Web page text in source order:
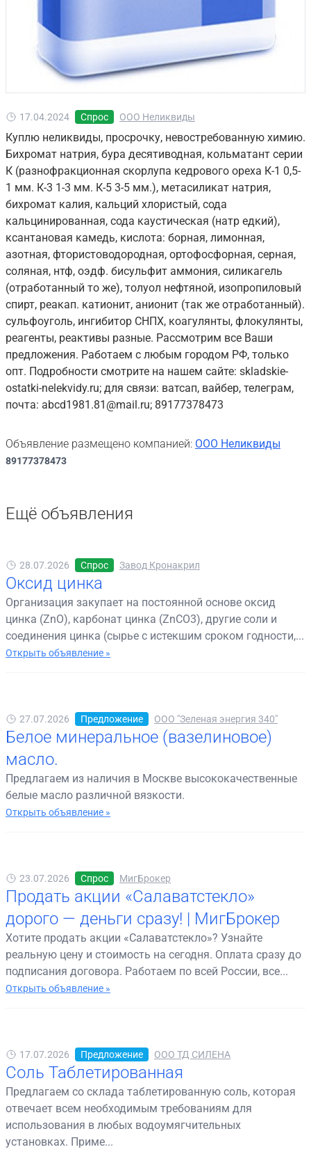
17.04.2024 Спрос ООО Неликвиды
Куплю неликвиды, просрочку, невостребованную химию.
Бихромат натрия, бура десятиводная, кольматант серии
К (разнофракционная скорлупа кедрового ореха К-1 0,5-
1 мм. К-3 1-3 мм. К-5 3-5 мм.), метасиликат натрия,
бихромат калия, кальций хлористый, сода
кальцинированная, сода каустическая (натр едкий),
ксантановая камедь, кислота: борная, лимонная,
азотная, фтористоводородная, ортофосфорная, серная,
соляная, нтф, оэдф. бисульфит аммония, силикагель
(отработанный то же), толуол нефтяной, изопропиловый
спирт, реакап. катионит, анионит (так же отработанный).
сульфоуголь, ингибитор СНПХ, коагулянты, флокулянты,
реагенты, реактивы разные. Рассмотрим все Ваши
предложения. Работаем с любым городом РФ, только
опт. Подробности смотрите на нашем сайте: skladskie-
ostatki-nelekvidy.ru; для связи: ватсап, вайбер, телеграм,
почта: abcd1981.81@mail.ru; 89177378473
Объявление размещено компанией: ООО Неликвиды
89177378473
Ещё объявления
28.07.2026 Спрос Завод Кронакрил
Оксид цинка
Организация закупает на постоянной основе оксид
цинка (ZnO), карбонат цинка (ZnCO3), другие соли и
соединения цинка (сырье с истекшим сроком годности,...
Открыть объявление »
27.07.2026 Предложение ООО "Зеленая энергия 340"
Белое минеральное (вазелиновое)
масло.
Предлагаем из наличия в Москве высококачественные
белые масло различной вязкости.
Открыть объявление »
23.07.2026 Спрос МигБрокер
Продать акции «Салаватстекло»
дорого — деньги сразу! | МигБрокер
Хотите продать акции «Салаватстекло»? Узнайте
реальную цену и стоимость на сегодня. Оплата сразу до
подписания договора. Работаем по всей России, все...
Открыть объявление »
17.07.2026 Предложение ООО ТД СИЛЕНА
Соль Таблетированная
Предлагаем со склада таблетированную соль, которая
отвечает всем необходимым требованиям для
использования в любых водоумягчительных
установках. Приме...